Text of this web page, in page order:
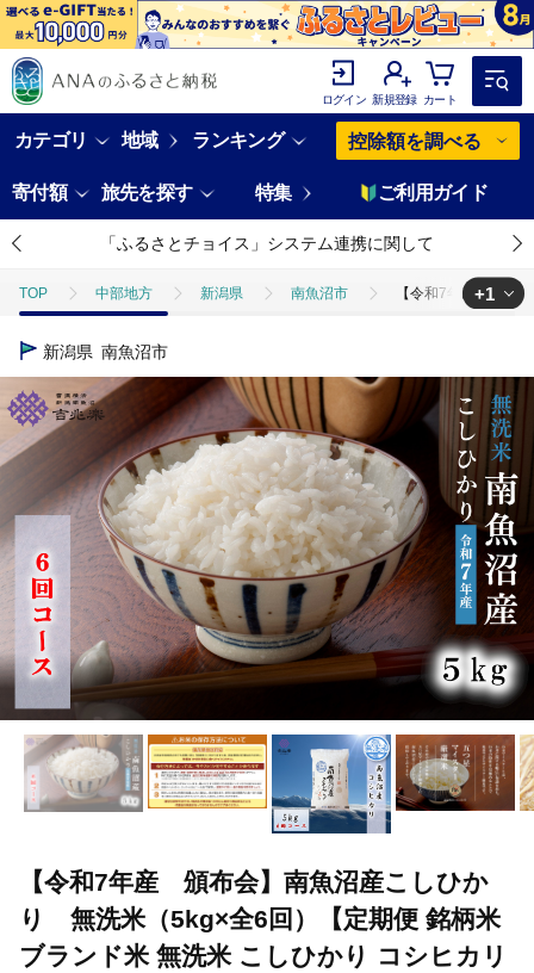
ログイン 新規登録 カート
カテゴリ 地域 ランキング 控除額を調べる
寄付額 旅先を探す 特集 ご利用ガイド
「ふるさとチョイス」システム連携に関して
TOP 中部地方 新潟県 南魚沼市 【令和7年産 頒布
TOP
+1
新潟県 南魚沼市
【令和7年産 頒布会】南魚沼産こしひか
り 無洗米（5kg×全6回）【定期便 銘柄米
ブランド米 無洗米 こしひかり コシヒカリ